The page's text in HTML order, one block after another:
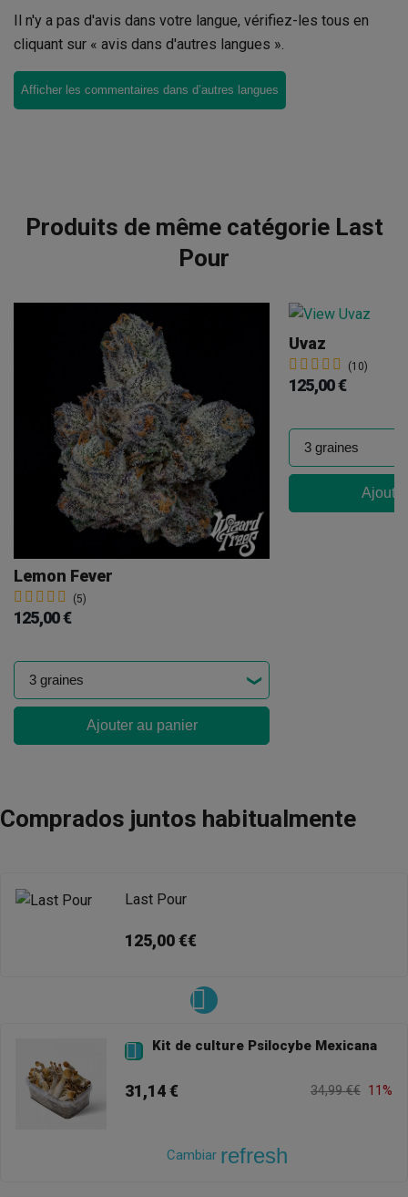
Il n'y a pas d'avis dans votre langue, vérifiez-les tous en
cliquant sur « avis dans d'autres langues ».
Afficher les commentaires dans d’autres langues
Produits de même catégorie Last
Pour
Lemon Fever
(5)
125,00 €
Ajouter au panier
Uvaz
(10)
125,00 €
Comprados juntos habitualmente
Last Pour
125,00 €€
 Kit de culture Psilocybe Mexicana
31,14 € 34,99 €€ 11%
Cambiar refresh